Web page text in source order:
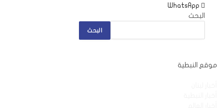
WhatsApp
البحث
البحث
موقع النبطية